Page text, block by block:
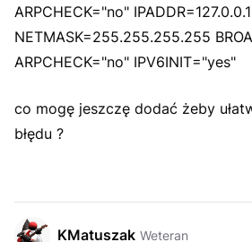
ARPCHECK="no" IPADDR=127.0.0.1
NETMASK=255.255.255.255
ARPCHECK="no" IPV6INIT="yes"
co mogę jeszczę dodać żeby
błędu ?
KMatuszak Weteran